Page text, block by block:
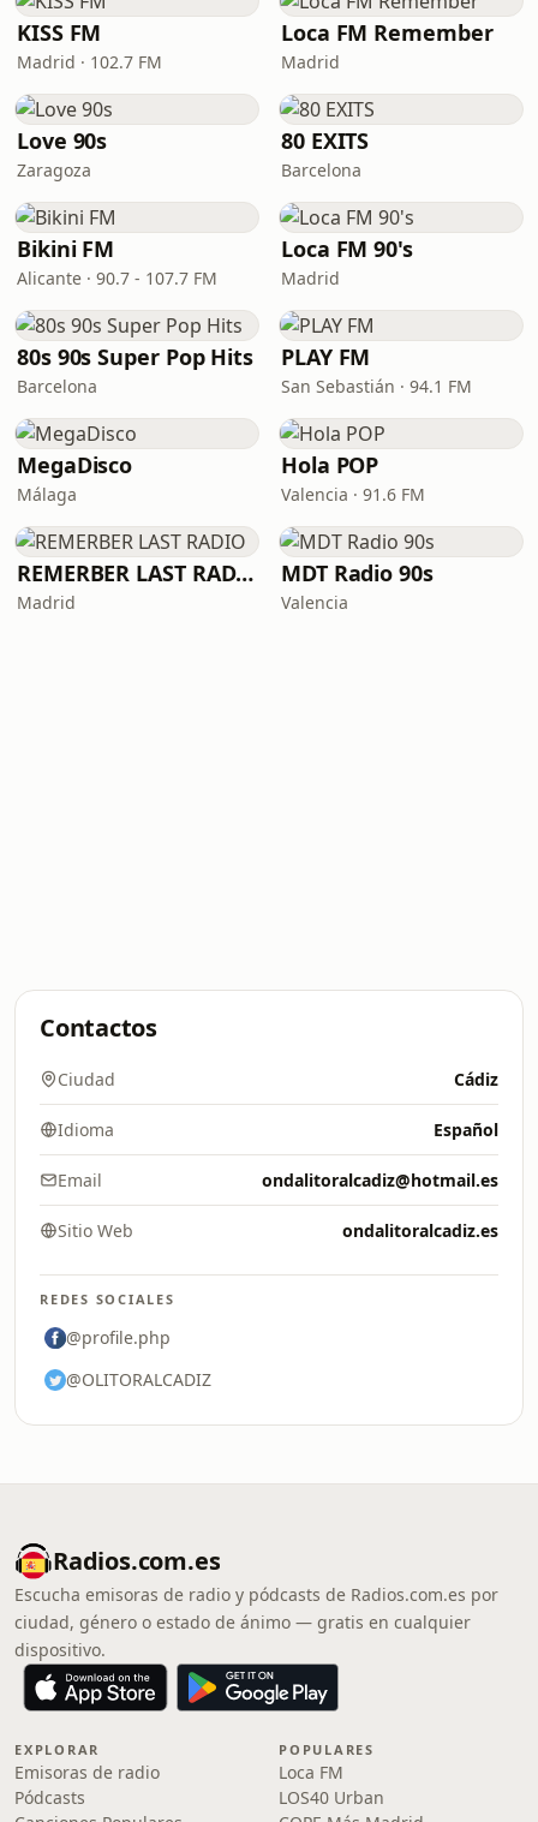
KISS FM
Madrid · 102.7 FM
Loca FM Remember
Madrid
Love 90s
Zaragoza
80 EXITS
Barcelona
Bikini FM
Alicante · 90.7 - 107.7 FM
Loca FM 90's
Madrid
80s 90s Super Pop Hits
Barcelona
PLAY FM
San Sebastián · 94.1 FM
MegaDisco
Málaga
Hola POP
Valencia · 91.6 FM
REMERBER LAST RADIO
Madrid
MDT Radio 90s
Valencia
Contactos
Ciudad Cádiz
Idioma Español
Email ondalitoralcadiz@hotmail.es
Sitio Web ondalitoralcadiz.es
REDES SOCIALES
@profile.php
@OLITORALCADIZ
Radios.com.es
Escucha emisoras de radio y pódcasts de Radios.com.es por
ciudad, género o estado de ánimo — gratis en cualquier
dispositivo.
EXPLORAR
Emisoras de radio
Pódcasts
POPULARES
Loca FM
LOS40 Urban